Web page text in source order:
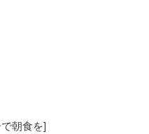
朝食を]